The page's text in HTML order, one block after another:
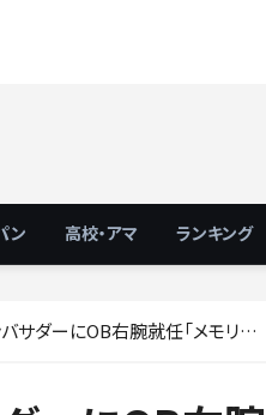
ン 高校・アマ ランキング
腕就任「メモリアルな1年に」 2003年ドラ1